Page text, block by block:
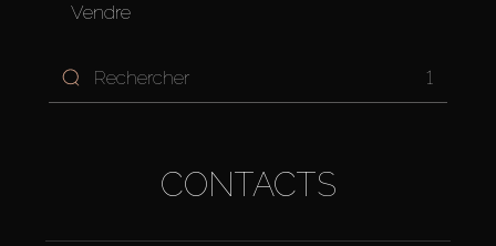
Vendre
1
CONTACTS